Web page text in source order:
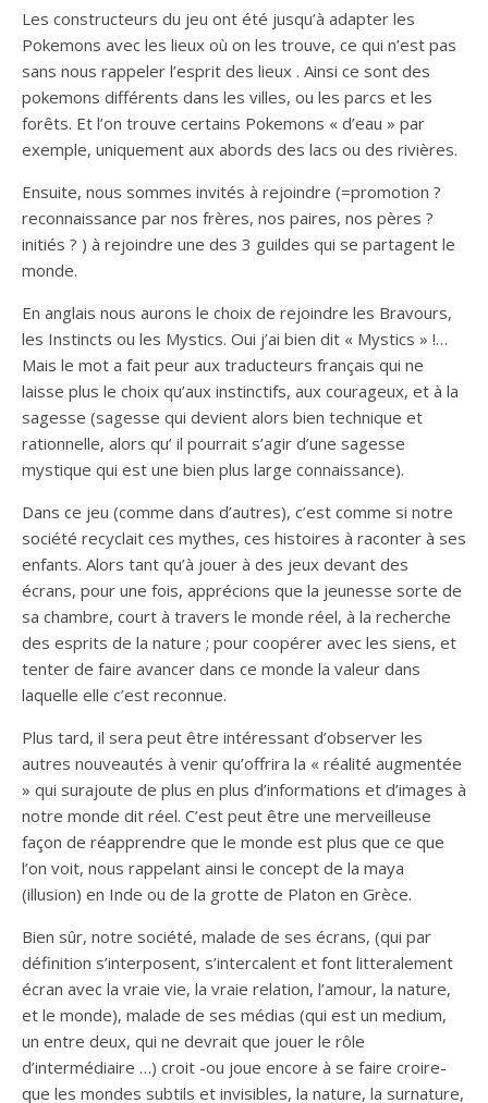
Les constructeurs du jeu ont été jusqu’à adapter les
Pokemons avec les lieux où on les trouve, ce qui n’est pas
sans nous rappeler l’esprit des lieux . Ainsi ce sont des
pokemons différents dans les villes, ou les parcs et les
forêts. Et l’on trouve certains Pokemons « d’eau » par
exemple, uniquement aux abords des lacs ou des rivières.
Ensuite, nous sommes invités à rejoindre (=promotion ?
reconnaissance par nos frères, nos paires, nos pères ?
initiés ? ) à rejoindre une des 3 guildes qui se partagent le
monde.
En anglais nous aurons le choix de rejoindre les Bravours,
les Instincts ou les Mystics. Oui j’ai bien dit « Mystics » !…
Mais le mot a fait peur aux traducteurs français qui ne
laisse plus le choix qu’aux instinctifs, aux courageux, et à la
sagesse (sagesse qui devient alors bien technique et
rationnelle, alors qu’ il pourrait s’agir d’une sagesse
mystique qui est une bien plus large connaissance).
Dans ce jeu (comme dans d’autres), c’est comme si notre
société recyclait ces mythes, ces histoires à raconter à ses
enfants. Alors tant qu’à jouer à des jeux devant des
écrans, pour une fois, apprécions que la jeunesse sorte de
sa chambre, court à travers le monde réel, à la recherche
des esprits de la nature ; pour coopérer avec les siens, et
tenter de faire avancer dans ce monde la valeur dans
laquelle elle c’est reconnue.
Plus tard, il sera peut être intéressant d’observer les
autres nouveautés à venir qu’offrira la « réalité augmentée
» qui surajoute de plus en plus d’informations et d’images à
notre monde dit réel. C’est peut être une merveilleuse
façon de réapprendre que le monde est plus que ce que
l’on voit, nous rappelant ainsi le concept de la maya
(illusion) en Inde ou de la grotte de Platon en Grèce.
Bien sûr, notre société, malade de ses écrans, (qui par
définition s’interposent, s’intercalent et font litteralement
écran avec la vraie vie, la vraie relation, l’amour, la nature,
et le monde), malade de ses médias (qui est un medium,
un entre deux, qui ne devrait que jouer le rôle
d’intermédiaire …) croit -ou joue encore à se faire croire-
que les mondes subtils et invisibles, la nature, la surnature,